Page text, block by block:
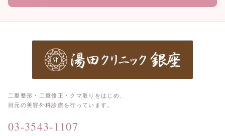
二重整形・二重修正・クマ取りをはじめ、
目元の美容外科診療を行っています。
03-3543-1107